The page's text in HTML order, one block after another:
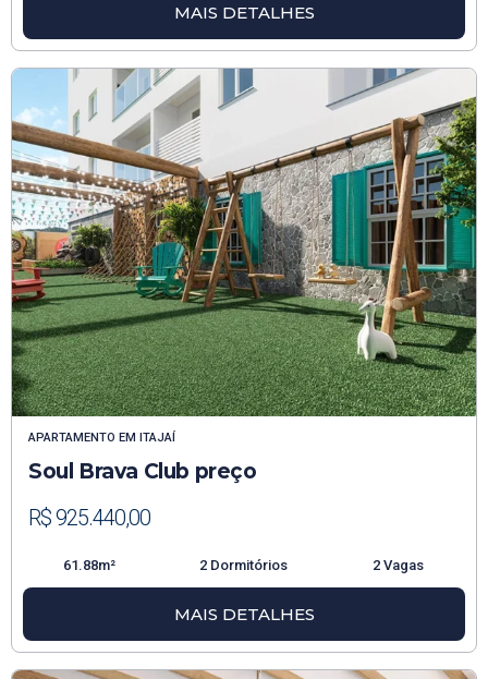
MAIS DETALHES
APARTAMENTO EM ITAJAÍ
Soul Brava Club preço
R$ 925.440,00
61.88m² 2 Dormitórios 2 Vagas
MAIS DETALHES